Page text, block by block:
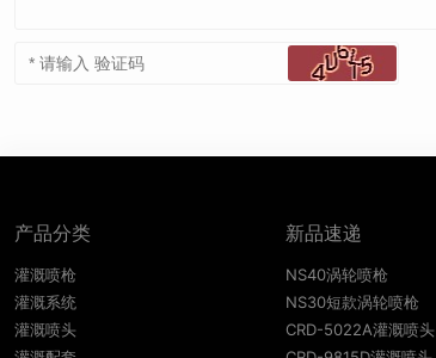
产品分类
灌溉喷枪
灌溉系统
灌溉喷头
新品速递
NS40涡轮喷枪
NS30短款涡轮喷枪
CRD-5022A灌溉喷头